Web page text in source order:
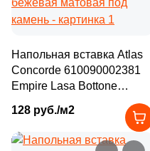
Напольная вставка Atlas
Concorde 610090002381
Empire Lasa Bottone
7.2x7.2 бежевая матовая
под камень
128 руб./м2